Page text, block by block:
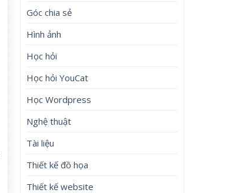
Góc chia sẻ
Hình ảnh
Học hỏi
Học hỏi YouCat
Học Wordpress
Nghệ thuật
Tài liệu
Thiết kế đồ họa
Thiết kế website